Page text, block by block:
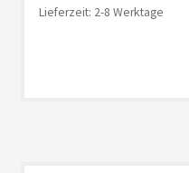
Lieferzeit: 2-8 Werktage